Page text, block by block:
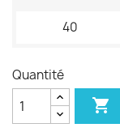
40
Quantité
